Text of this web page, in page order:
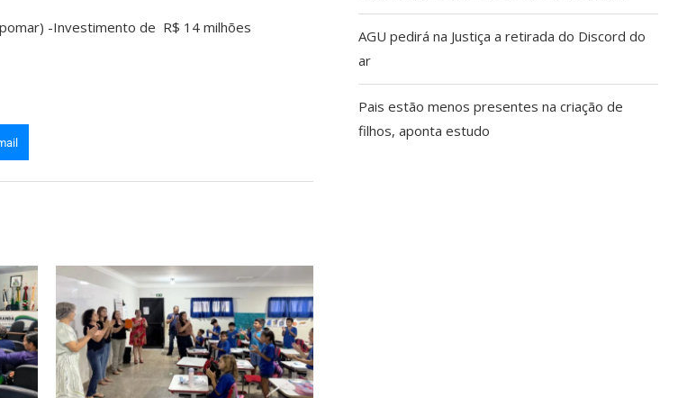
-Investimento de R$ 14 milhões
AGU pedirá na Justiça a retirada do Discord do
ar
Pais estão menos presentes na criação de
filhos, aponta estudo